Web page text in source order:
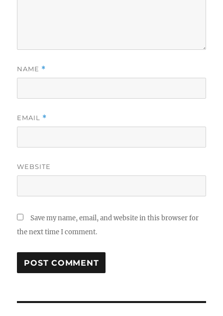
NAME *
EMAIL *
WEBSITE
Save my name, email, and website in this browser for
the next time I comment.